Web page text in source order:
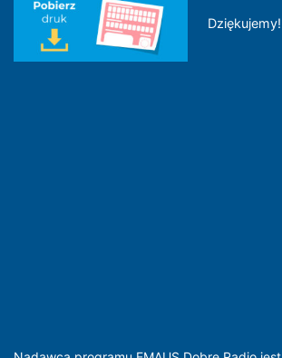
Dziękujemy!